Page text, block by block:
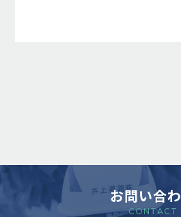
お問い合
CONTACT